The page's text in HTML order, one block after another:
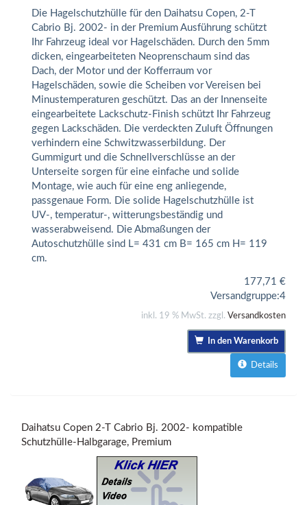
Die Hagelschutzhülle für den Daihatsu Copen, 2-T
Cabrio Bj. 2002- in der Premium Ausführung schützt
Ihr Fahrzeug ideal vor Hagelschäden. Durch den 5mm
dicken, eingearbeiteten Neoprenschaum sind das
Dach, der Motor und der Kofferraum vor
Hagelschäden, sowie die Scheiben vor Vereisen bei
Minustemperaturen geschützt. Das an der Innenseite
eingearbeitete Lackschutz-Finish schützt Ihr Fahrzeug
gegen Lackschäden. Die verdeckten Zuluft Öffnungen
verhindern eine Schwitzwasserbildung. Der
Gummigurt und die Schnellverschlüsse an der
Unterseite sorgen für eine einfache und solide
Montage, wie auch für eine eng anliegende,
passgenaue Form. Die solide Hagelschutzhülle ist
UV-, temperatur-, witterungsbeständig und
wasserabweisend. Die Abmaßungen der
Autoschutzhülle sind L= 431 cm B= 165 cm H= 119
cm.
177,71 €
Versandgruppe:4
inkl. 19 % MwSt. zzgl. Versandkosten
In den Warenkorb
Details
Daihatsu Copen 2-T Cabrio Bj. 2002- kompatible
Schutzhülle-Halbgarage, Premium